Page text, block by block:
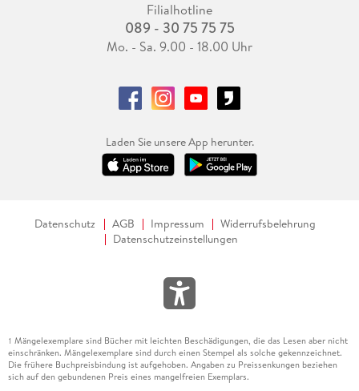
Filialhotline
089 - 30 75 75 75
Mo. - Sa. 9.00 - 18.00 Uhr
Laden Sie unsere App herunter.
Datenschutz AGB Impressum
Widerrufsbelehrung
Datenschutzeinstellungen
1 Mängelexemplare sind Bücher mit leichten Beschädigungen, die das Lesen aber nicht
einschränken. Mängelexemplare sind durch einen Stempel als solche gekennzeichnet.
Die frühere Buchpreisbindung ist aufgehoben. Angaben zu Preissenkungen beziehen
sich auf den gebundenen Preis eines mangelfreien Exemplars.